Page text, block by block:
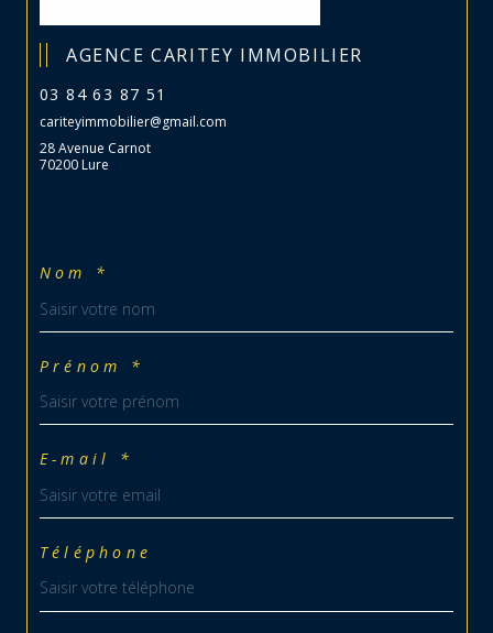
AGENCE CARITEY IMMOBILIER
03 84 63 87 51
cariteyimmobilier@gmail.com
28 Avenue Carnot
70200 Lure
Nom *
Prénom *
E-mail *
Téléphone